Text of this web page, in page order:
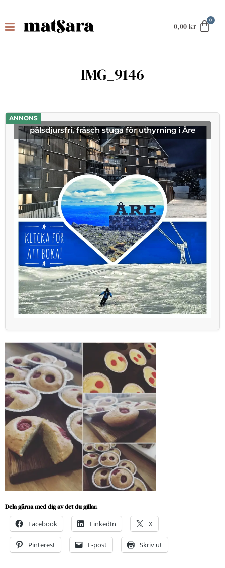
0,00 kr
IMG_9146
ANNONS
pälsdjursfri, fräsch stuga för uthyrning i Åre
Dela gärna med dig av det du gillar.
Facebook LinkedIn X
Pinterest E-post Skriv ut